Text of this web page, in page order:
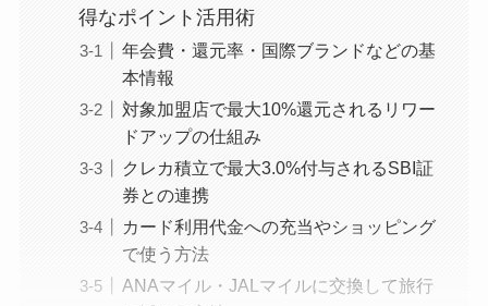
得なポイント活用術
年会費・還元率・国際ブランドなどの基
本情報
対象加盟店で最大10%還元されるリワー
ドアップの仕組み
クレカ積立で最大3.0%付与されるSBI証
券との連携
カード利用代金への充当やショッピング
で使う方法
ANAマイル・JALマイルに交換して旅行